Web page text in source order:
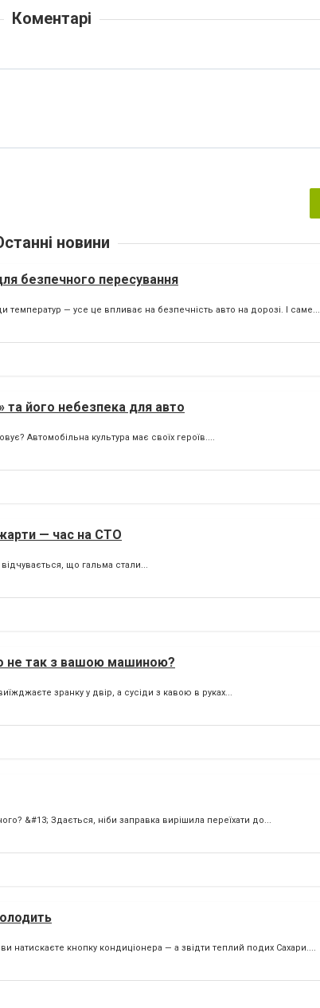
Коментарі
новини
безпечного пересування
— усе це впливає на безпечність авто на дорозі. І саме...
та його небезпека для авто
Автомобільна культура має своїх героїв....
— час на СТО
що гальма стали...
не так з вашою машиною?
зранку у двір, а сусіди з кавою в руках...
&#13; Здається, ніби заправка вирішила переїхати до...
натискаєте кнопку кондиціонера — а звідти теплий подих Сахари....